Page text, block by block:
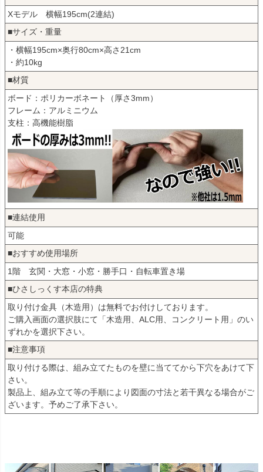
Xモデル 横幅195cm(2連結)
■サイズ・重量
・横幅195cm×奥行80cm×高さ21cm
・約10kg
■材質
ボード：ポリカーボネート（厚さ3mm）
フレーム：アルミニウム
支柱：高機能樹脂
■連結使用
可能
■おすすめ使用場所
1階 玄関・大窓・小窓・勝手口・自転車置き場
■ひさしっくす本店の特典
取り付け金具（木造用）は無料でお付けしております。
ご購入画面の選択肢にて「木造用、ALC用、コンクリート用」のい
ずれかを選択下さい。
■注意事項
取り付ける際は、組み立てたものを壁に当ててから下穴をあけて下
さい。
製品上、組み立て等の手順により図面の寸法と若干異なる場合がご
ざいます。予めご了承下さい。